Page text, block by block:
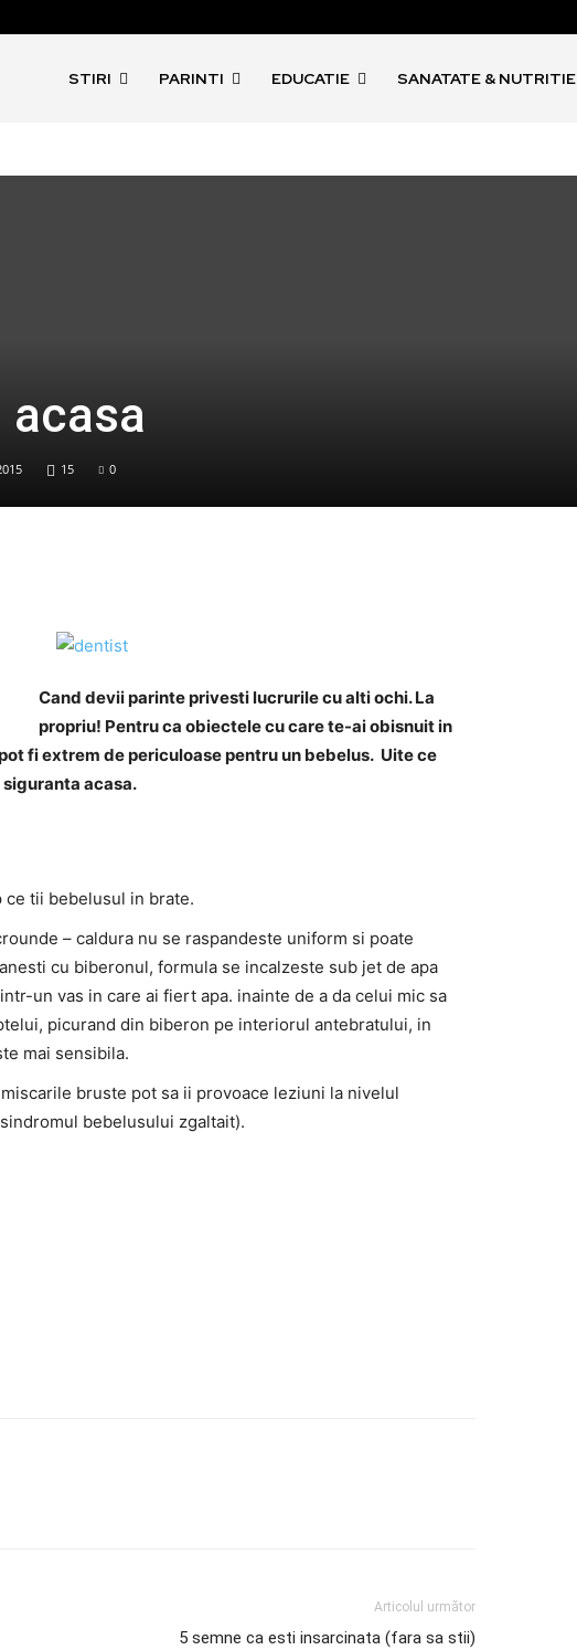
STIRI PARINTI EDUCATIE SANATATE & NUTRITIE
15 0
Cand devii parinte privesti lucrurile cu alti ochi. La
propriu! Pentru ca obiectele cu care te-ai obisnuit in
fi extrem de periculoase pentru un bebelus. Uite ce
siguranta acasa.
tii bebelusul in brate.
– caldura nu se raspandeste uniform si poate
cu biberonul, formula se incalzeste sub jet de apa
un vas in care ai fiert apa. inainte de a da celui mic sa
picurand din biberon pe interiorul antebratului, in
mai sensibila.
bruste pot sa ii provoace leziuni la nivelul
bebelusului zgaltait).
Articolul următor
5 semne ca esti insarcinata (fara sa stii)